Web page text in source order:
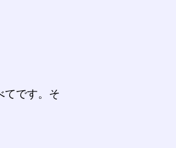
てです。そ